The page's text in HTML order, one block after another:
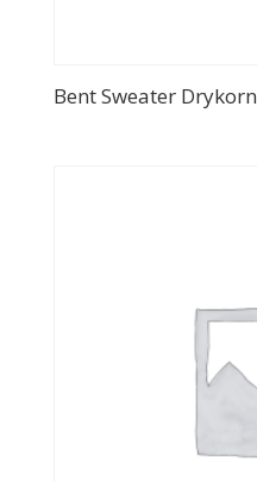
Bent Sweater Drykorn